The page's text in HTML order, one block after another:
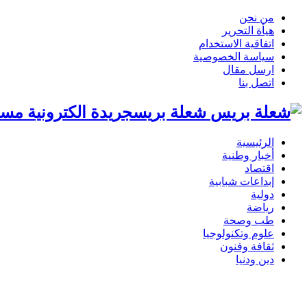
من نحن
هيأة التحرير
اتفاقية الاستخدام
سياسة الخصوصية
ارسل مقال
اتصل بنا
شعلة بريسجريدة الكترونية
الرئيسية
أخبار وطنية
اقتصاد
إبداعات شبابية
دولية
رياضة
طب وصحة
علوم وتكنولوجيا
ثقافة وفنون
دين ودنيا